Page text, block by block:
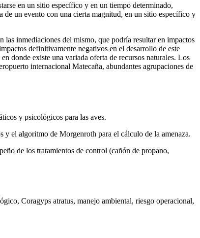
en un sitio específico y en un tiempo determinado,
de un evento con una cierta magnitud, en un sitio específico y
inmediaciones del mismo, que podría resultar en impactos
definitivamente negativos en el desarrollo de este
donde existe una variada oferta de recursos naturales. Los
internacional Matecaña, abundantes agrupaciones de
y psicológicos para las aves.
y el algoritmo de Morgenroth para el cálculo de la amenaza.
de los tratamientos de control (cañón de propano,
Coragyps atratus, manejo ambiental, riesgo operacional,